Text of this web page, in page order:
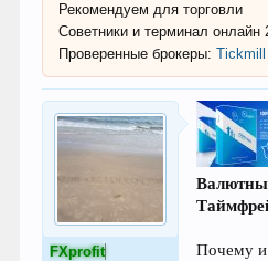
Рекомендуем для торговли
Советники и терминал онлайн
Проверенные брокеры: Tickmill
FXprofit Почему и